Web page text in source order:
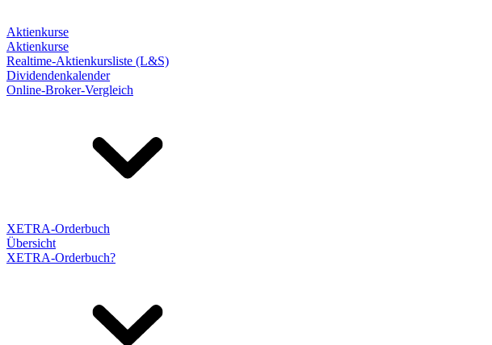
Aktienkurse
Aktienkurse
Realtime-Aktienkursliste (L&S)
Dividendenkalender
Online-Broker-Vergleich
XETRA-Orderbuch
Übersicht
XETRA-Orderbuch?